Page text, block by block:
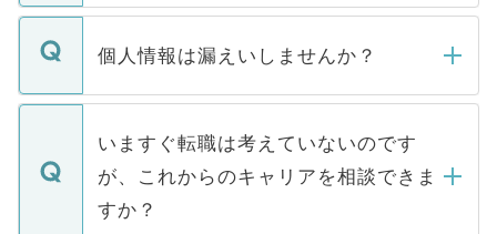
ません。
■応募殺到を避けるため 人気のある医療機
関を公にしてしまうと、応募が殺到する場
に、医療機関が求める条件に合った人材の
みを人材紹介会社に依頼するケースが増え
ています。
転職・入職を強要することは一切ありませ
ん。また、仮に応募先から内定をいただい
定を承諾する必要はありません。内定先へ
の辞退の連絡はキャリアパートナーが行い
個人情報は漏えいしませんか？
個人情報が漏えいすることはありませんの
で、ご安心ください。当サイトからの登録
などで収集したご登録者様の個人情報は、
ご本人のキャリアアップおよび転職活動の
支援を目的に使用いたします。お預かりし
いますぐ転職は考えていないのです
が、これからのキャリアを相談できま
すか？